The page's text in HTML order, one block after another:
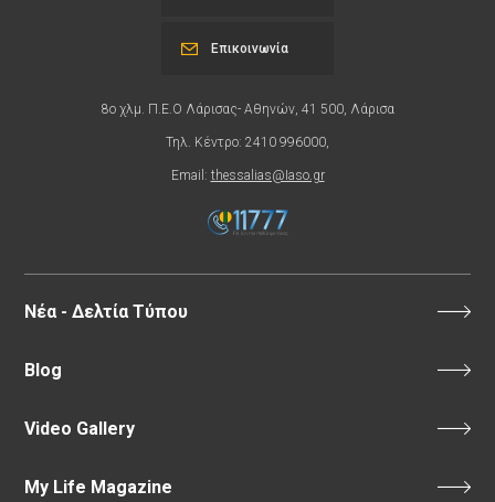
8ο χλμ. Π.Ε.Ο Λάρισας- Αθηνών, 41 500, Λάρισα
Τηλ. Κέντρο: 2410 996000,
Email: thessalias@Iaso.gr
Επικοινωνία
Νέα - Δελτία Τύπου
Blog
Video Gallery
My Life Magazine